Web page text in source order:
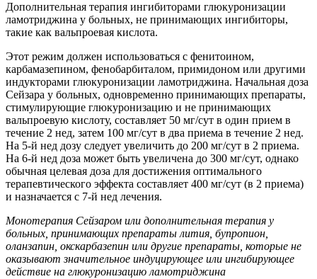
Дополнительная терапия ингибиторами глюкуронизации
ламотриджина у больных, не принимающих ингибиторы,
такие как вальпроевая кислота.
Этот режим должен использоваться с фенитоином,
карбамазепином, фенобарбиталом, примидоном или другими
индукторами глюкуронизации ламотриджина. Начальная доза
Сейзара у больных, одновременно принимающих препараты,
стимулирующие глюкуронизацию и не принимающих
вальпроевую кислоту, составляет 50 мг/сут в один прием в
течение 2 нед, затем 100 мг/сут в два приема в течение 2 нед.
На 5-й нед дозу следует увеличить до 200 мг/сут в 2 приема.
На 6-й нед доза может быть увеличена до 300 мг/сут, однако
обычная целевая доза для достижения оптимального
терапевтического эффекта составляет 400 мг/сут (в 2 приема)
и назначается с 7-й нед лечения.
Монотерапия Сейзаром или дополнительная терапия у
больных, принимающих препараты лития, бупропион,
оланзапин, окскарбазепин или другие препараты, которые не
оказывают значительное индуцирующее или ингибирующее
действие на глюкуронизацию ламотриджина